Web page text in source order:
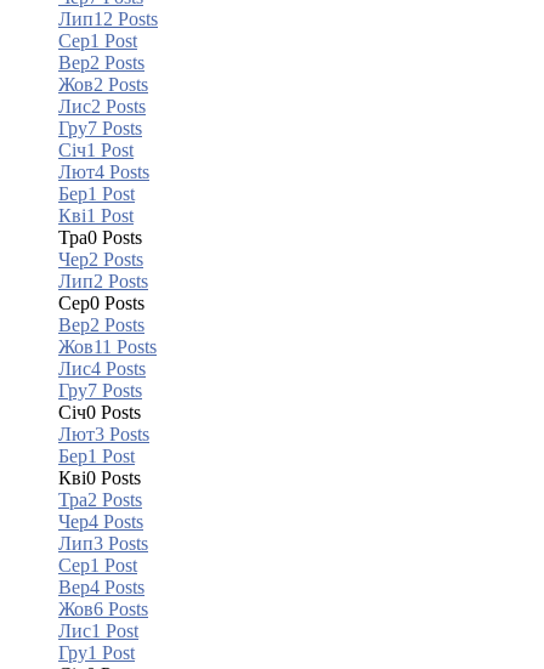
Лип12 Posts
Сер1 Post
Вер2 Posts
Жов2 Posts
Лис2 Posts
Гру7 Posts
Січ1 Post
Лют4 Posts
Бер1 Post
Кві1 Post
Тра0 Posts
Чер2 Posts
Лип2 Posts
Сер0 Posts
Вер2 Posts
Жов11 Posts
Лис4 Posts
Гру7 Posts
Січ0 Posts
Лют3 Posts
Бер1 Post
Кві0 Posts
Тра2 Posts
Чер4 Posts
Лип3 Posts
Сер1 Post
Вер4 Posts
Жов6 Posts
Лис1 Post
Гру1 Post